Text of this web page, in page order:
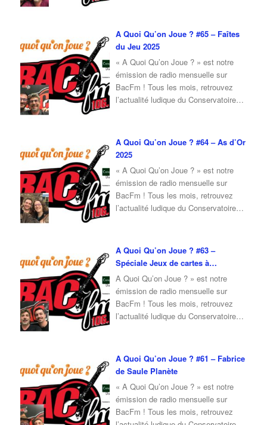
mois de Juin 2025, je reçois Fabrice
du Conservatoire du Jeu, qui vient
…
A Quoi Qu’on Joue ? #65 – Faîtes
du Jeu 2025
« A Quoi Qu’on Joue ? » est notre
émission de radio mensuelle sur
BacFm ! Tous les mois, retrouvez
l’actualité ludique du Conservatoire
mois d’Avril 2025, je reçois Fabrice
du Conservatoire du Jeu, qui vient
…
A Quoi Qu’on Joue ? #64 – As d’Or
2025
« A Quoi Qu’on Joue ? » est notre
émission de radio mensuelle sur
BacFm ! Tous les mois, retrouvez
l’actualité ludique du Conservatoire
mois de Février 2025, je reçois Erwan
et Camille pour vous parler des As
d’Or 2025, mais aussi pour donner
A Quoi Qu’on Joue ? #63 –
Spéciale Jeux de cartes à
collectionner
A Quoi Qu’on Joue ? » est notre
émission de radio mensuelle sur
BacFm ! Tous les mois, retrouvez
l’actualité ludique du Conservatoire
mois de Janvier 2025, je reçois
Erwan et Julien qui viennent nous
collectionner
https://www.youtube.com/watch?
v=iUAY2JBjkuQ
A Quoi Qu’on Joue ? #61 – Fabrice
de Saule Planète
« A Quoi Qu’on Joue ? » est notre
émission de radio mensuelle sur
BacFm ! Tous les mois, retrouvez